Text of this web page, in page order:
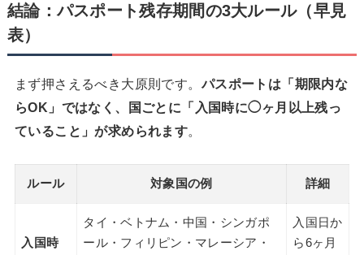
結論：パスポート残存期間の3大ルール（早見
表）
まず押さえるべき大原則です。 パスポートは「期限内な
らOK」ではなく、国ごとに「入国時に◯ヶ月以上残っ
ていること」が求められます
ルール 対象国の例 詳細
入国時
タイ・ベトナム・中国・シンガポ
ール・フィリピン・マレーシア・
入国日か
ら6ヶ月